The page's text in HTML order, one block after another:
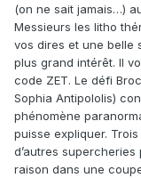
(on ne sait jamais…)
Messieurs les litho
vos dires et une belle
plus grand intérêt. Il
code ZET. Le défi
Sophia Antipololis)
phénomène
puisse expliquer.
d’autres supercheries
raison dans une